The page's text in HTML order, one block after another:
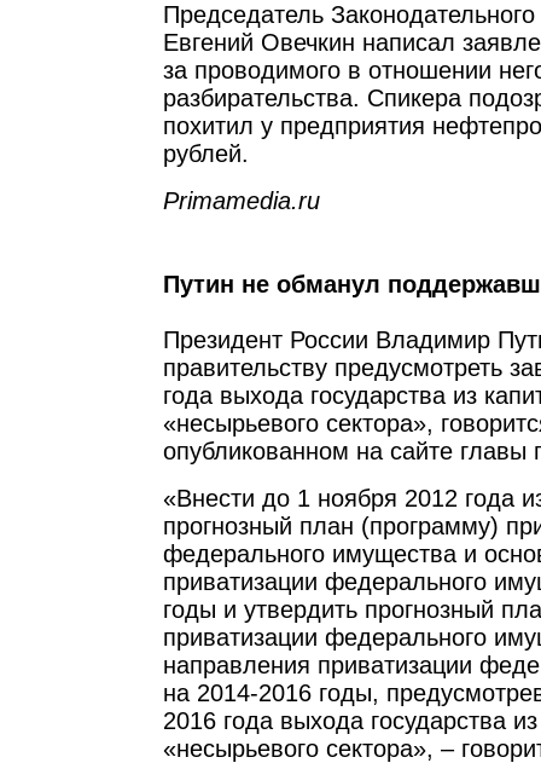
Председатель
Евгений Овечкин написал
за проводимого в отношении
разбирательства. Спикера
похитил у предприятия
рублей.
Primamedia.ru
Путин не обманул
Президент России Владимир
правительству предусмотреть
года выхода государства из
«несырьевого сектора»,
опубликованном на сайте главы
«Внести до 1 ноября 2012 года
прогнозный план (программу)
федерального имущества и
приватизации федерального
годы и утвердить прогнозный
приватизации федерального
направления приватизации
на 2014-2016 годы,
2016 года выхода государства
«несырьевого сектора», –